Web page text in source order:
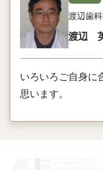
渡辺歯
渡辺
いろいろご自身に
思います。